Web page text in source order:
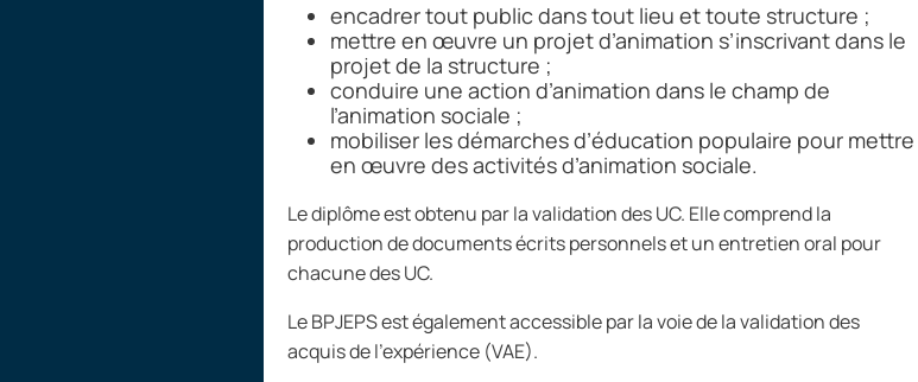
encadrer tout public dans tout lieu et toute structure ;
mettre en œuvre un projet d’animation s’inscrivant dans le
projet de la structure ;
conduire une action d’animation dans le champ de
l’animation sociale ;
mobiliser les démarches d’éducation populaire pour mettre
en œuvre des activités d’animation sociale.
Le diplôme est obtenu par la validation des UC. Elle comprend la
production de documents écrits personnels et un entretien oral pour
chacune des UC.
Le BPJEPS est également accessible par la voie de la validation des
acquis de l’expérience (VAE).